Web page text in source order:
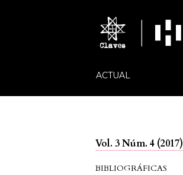
ACTUAL
Vol. 3 Núm. 4
BIBLIOGRÁFICAS